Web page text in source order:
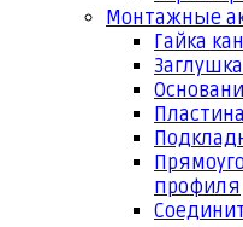
Монтажные
Гайка
профиля